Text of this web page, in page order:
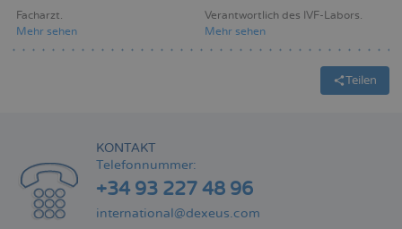
Facharzt
Mehr sehen
Verantwortlich des IVF-Labors
Mehr sehen
Teilen
KONTAKT
Telefonnummer:
+34 93 227 48 96
international@dexeus.com